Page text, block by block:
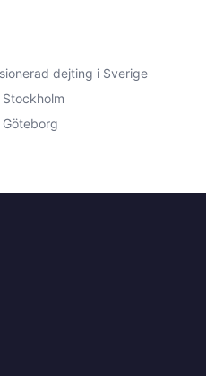
dejting i Sverige